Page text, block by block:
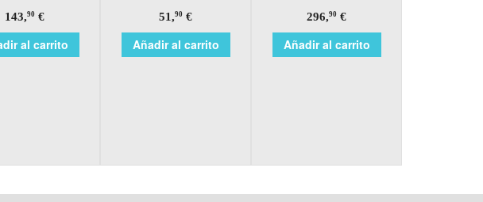
143,90 €
al carrito
51,90 €
Añadir al carrito
296,90 €
Añadir al carrito